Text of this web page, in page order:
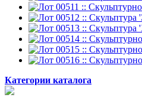
Категории каталога